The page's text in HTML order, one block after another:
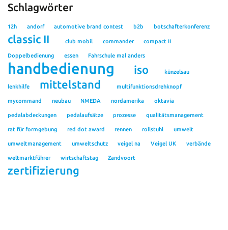
Schlagwörter
12h andorf automotive brand contest b2b botschafterkonferenz
classic II club mobil commander compact II
Doppelbedienung essen Fahrschule mal anders
handbedienung iso künzelsau
lenkhilfe mittelstand multifunktionsdrehknopf
mycommand neubau NMEDA nordamerika oktavia
pedalabdeckungen pedalaufsätze prozesse qualitätsmanagement
rat für formgebung red dot award rennen rollstuhl umwelt
umweltmanagement umweltschutz veigel na Veigel UK verbände
weltmarktführer wirtschaftstag Zandvoort
zertifizierung